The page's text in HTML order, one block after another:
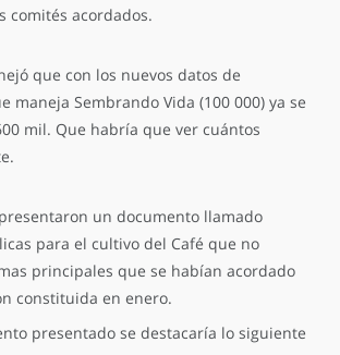
comités acordados.
que con los nuevos datos de
maneja Sembrando Vida (100 000) ya se
mil. Que habría que ver cuántos
presentaron un documento llamado
para el cultivo del Café que no
principales que se habían acordado
constituida en enero.
presentado se destacaría lo siguiente